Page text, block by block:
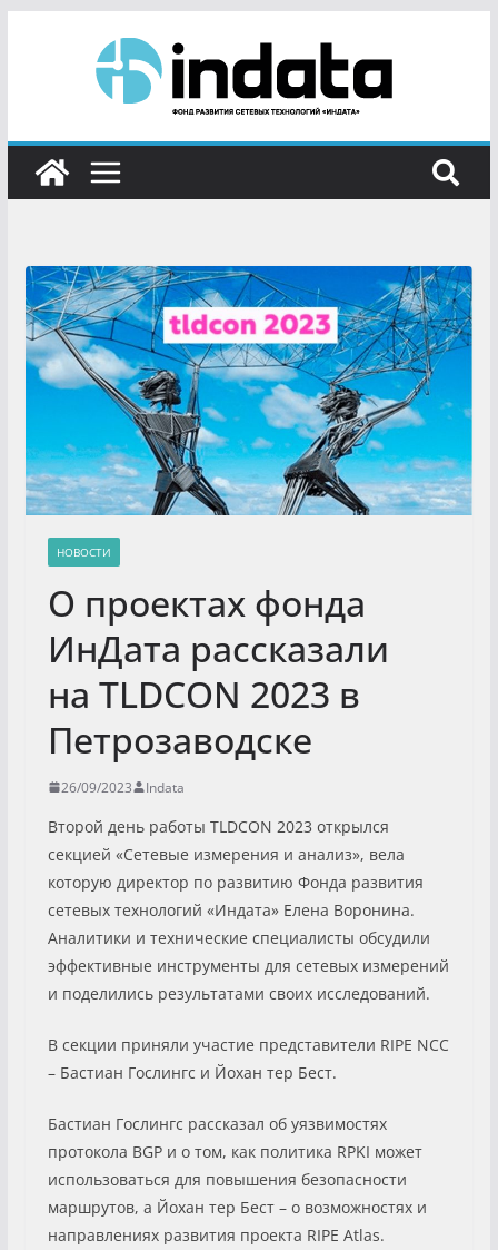
НОВОСТИ
О проектах фонда
ИнДата рассказали
на TLDCON 2023 в
Петрозаводске
26/09/2023 Indata
Второй день работы TLDCON 2023 открылся
секцией «Сетевые измерения и анализ», вела
которую директор по развитию Фонда развития
сетевых технологий «Индата» Елена Воронина.
Аналитики и технические специалисты обсудили
эффективные инструменты для сетевых измерений
и поделились результатами своих исследований.
В секции приняли участие представители RIPE NCC
– Бастиан Гослингс и Йохан тер Бест.
Бастиан Гослингс рассказал об уязвимостях
протокола BGP и о том, как политика RPKI может
использоваться для повышения безопасности
маршрутов, а Йохан тер Бест – о возможностях и
направлениях развития проекта RIPE Atlas.